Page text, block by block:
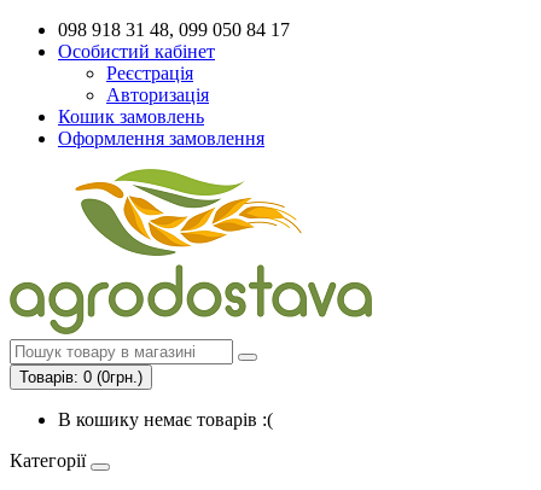
098 918 31 48, 099 050 84 17
Особистий кабінет
Реєстрація
Авторизація
Кошик замовлень
Оформлення замовлення
Товарів: 0 (0грн.)
В кошику немає товарів :(
Категорії